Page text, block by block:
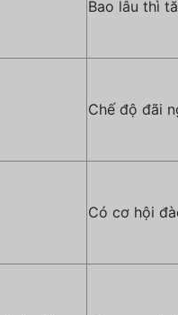
Bao lâu thì
Chế độ đãi
Có cơ hội